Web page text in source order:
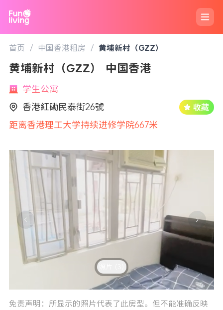
首页 / 中国香港租房 / 黄埔新村（GZZ）
黄埔新村（GZZ） 中国香港
学生公寓
香港紅磡民泰街26號
距离香港理工大学持续进修学院667米
免责声明：所显示的照片代表了此房型。但不能准确反映